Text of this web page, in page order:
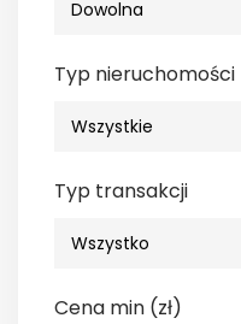
Typ nieruchomości
Typ transakcji
Cena min (zł)